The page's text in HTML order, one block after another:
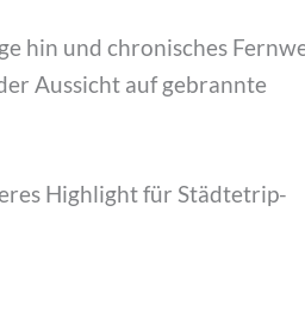
hin und chronisches
Aussicht auf gebrannte
Highlight für Städtetrip-